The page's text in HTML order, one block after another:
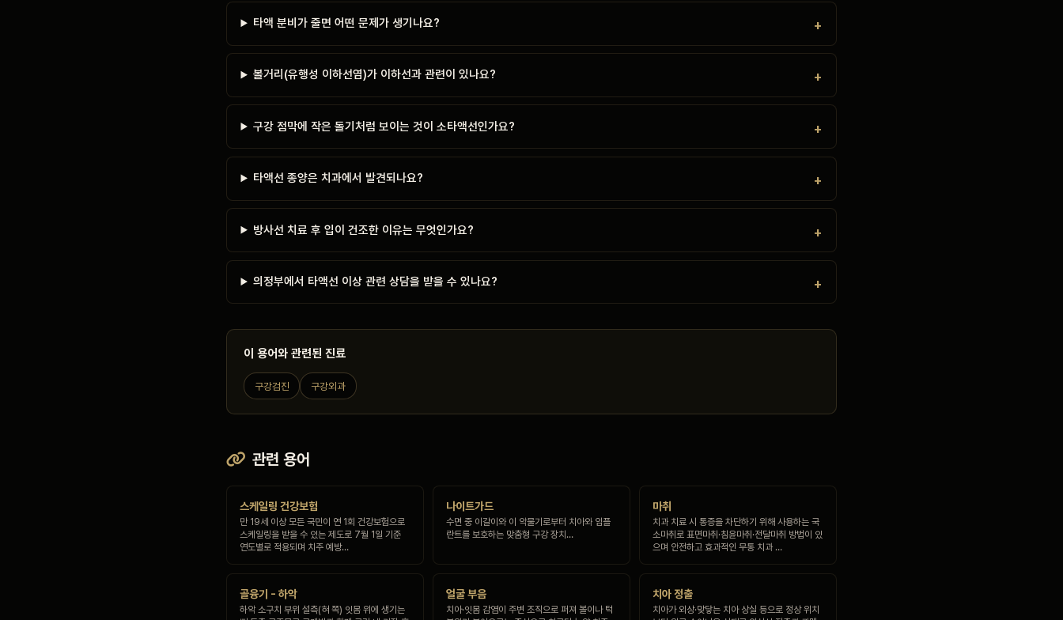
타액 분비가 줄면 어떤 문제가 생기나요?
볼거리(유행성 이하선염)가 이하선과 관련이 있나요?
구강 점막에 작은 돌기처럼 보이는 것이 소타액선인가요?
타액선 종양은 치과에서 발견되나요?
방사선 치료 후 입이 건조한 이유는 무엇인가요?
의정부에서 타액선 이상 관련 상담을 받을 수 있나요?
이 용어와 관련된 진료
구강검진 구강외과
관련 용어
스케일링 건강보험
만 19세 이상 모든 국민이 연 1회 건강보험으로
스케일링을 받을 수 있는 제도로 7월 1일 기준
연도별로 적용되며 치주 예방…
나이트가드
수면 중 이갈이와 이 악물기로부터 치아와 임플
란트를 보호하는 맞춤형 구강 장치…
마취
치과 치료 시 통증을 차단하기 위해 사용하는 국
소마취로 표면마취·침윤마취·전달마취 방법이 있
으며 안전하고 효과적인 무통 치과 …
골융기 - 하악
하악 소구치 부위 설측(혀 쪽) 잇몸 위에 생기는
얼굴 부음
치아·잇몸 감염이 주변 조직으로 퍼져 볼이나 턱
치아 정출
치아가 외상·맞닿는 치아 상실 등으로 정상 위치